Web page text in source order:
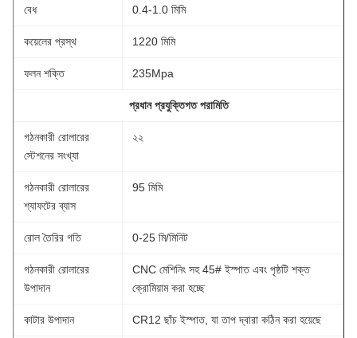
বেধ 0.4-1.0 মিমি
কয়েলের প্রস্থ 1220 মিমি
ফলন শক্তি 235Mpa
প্রধান প্রযুক্তিগত পরামিতি
গঠনকারী রোলারের
স্টেশনের সংখ্যা
২২
গঠনকারী রোলারের
শ্যাফটের ব্যাস
95 মিমি
রোল তৈরির গতি 0-25 মি/মিনিট
গঠনকারী রোলারের
উপাদান
CNC মেশিনিং সহ 45# ইস্পাত এবং পৃষ্ঠটি শক্ত
ক্রোমিয়াম করা হচ্ছে
কাটার উপাদান CR12 ছাঁচ ইস্পাত, যা তাপ দ্বারা কঠিন করা হয়েছে